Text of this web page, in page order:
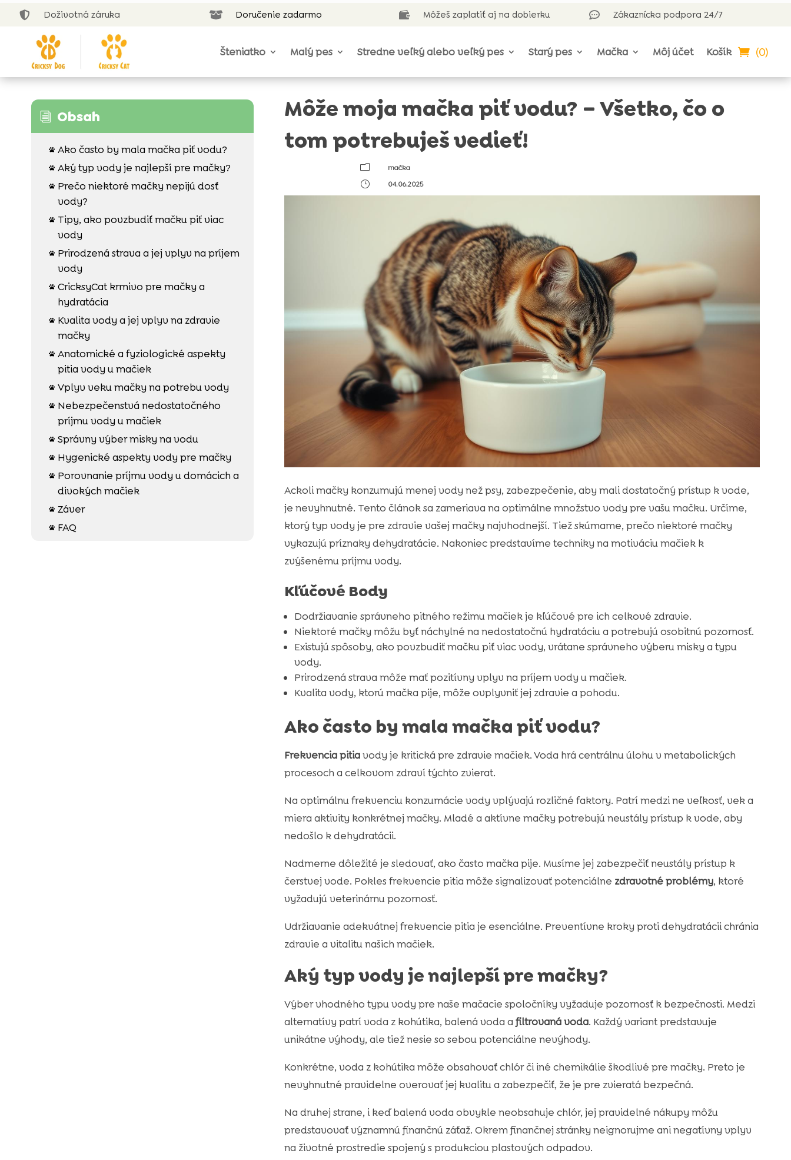
 Doživotná záruka  Doručenie zadarmo  Môžeš zaplatiť aj na dobierku  Zákaznícka podpora 24/7
Šteniatko Malý pes Stredne veľký alebo veľký pes Starý pes Mačka Môj účet Košík (0)
i Obsah
 Ako často by mala mačka piť vodu?
 Aký typ vody je najlepší pre mačky?

Prečo niektoré mačky nepijú dosť
vody?

Tipy, ako povzbudiť mačku piť viac
vody

Prirodzená strava a jej vplyv na príjem
vody
 CricksyCat krmivo pre mačky a
hydratácia

Kvalita vody a jej vplyv na zdravie
mačky
 Anatomické a fyziologické aspekty
pitia vody u mačiek
 Vplyv veku mačky na potrebu vody

Nebezpečenstvá nedostatočného
príjmu vody u mačiek
 Správny výber misky na vodu
 Hygenické aspekty vody pre mačky

Porovnanie príjmu vody u domácich a
divokých mačiek
 Záver
 FAQ
Môže moja mačka piť vodu? – Všetko, čo o
tom potrebuješ vedieť!
m
mačka
}
04.06.2025
Ackoli mačky konzumujú menej vody než psy, zabezpečenie, aby mali dostatočný prístup k vode,
je nevyhnutné. Tento článok sa zameriava na optimálne množstvo vody pre vašu mačku. Určíme,
ktorý typ vody je pre zdravie vašej mačky najvhodnejší. Tiež skúmame, prečo niektoré mačky
vykazujú príznaky dehydratácie. Nakoniec predstavíme techniky na motiváciu mačiek k
zvýšenému príjmu vody.
Kľúčové Body
Dodržiavanie správneho pitného režimu mačiek je kľúčové pre ich celkové zdravie.
Niektoré mačky môžu byť náchylné na nedostatočnú hydratáciu a potrebujú osobitnú pozornosť.
Existujú spôsoby, ako povzbudiť mačku piť viac vody, vrátane správneho výberu misky a typu
vody.
Prirodzená strava môže mať pozitívny vplyv na príjem vody u mačiek.
Kvalita vody, ktorú mačka pije, môže ovplyvniť jej zdravie a pohodu.
Ako často by mala mačka piť vodu?
Frekvencia pitiavody je kritická pre zdravie mačiek. Voda hrá centrálnu úlohu v metabolických
procesoch a celkovom zdraví týchto zvierat.
Na optimálnu frekvenciu konzumácie vody vplývajú rozličné faktory. Patrí medzi ne veľkosť, vek a
miera aktivity konkrétnej mačky. Mladé a aktívne mačky potrebujú neustály prístup k vode, aby
nedošlo k dehydratácii.
Nadmerne dôležité je sledovať, ako často mačka pije. Musíme jej zabezpečiť neustály prístup k
čerstvej vode. Pokles frekvencie pitia môže signalizovať potenciálne zdravotné problémy, ktoré
vyžadujú veterinárnu pozornosť.
Udržiavanie adekvátnej frekvencie pitia je esenciálne. Preventívne kroky proti dehydratácii chránia
zdravie a vitalitu našich mačiek.
Aký typ vody je najlepší pre mačky?
Výber vhodného typu vody pre naše mačacie spoločníky vyžaduje pozornosť k bezpečnosti. Medzi
alternatívy patrí voda z kohútika, balená voda a filtrovaná voda. Každý variant predstavuje
unikátne výhody, ale tiež nesie so sebou potenciálne nevýhody.
Konkrétne, voda z kohútika môže obsahovať chlór či iné chemikálie škodlivé pre mačky. Preto je
nevyhnutné pravidelne overovať jej kvalitu a zabezpečiť, že je pre zvieratá bezpečná.
Na druhej strane, i keď balená voda obvykle neobsahuje chlór, jej pravidelné nákupy môžu
predstavovať významnú finančnú záťaž. Okrem finančnej stránky neignorujme ani negatívny vplyv
na životné prostredie spojený s produkciou plastových odpadov.